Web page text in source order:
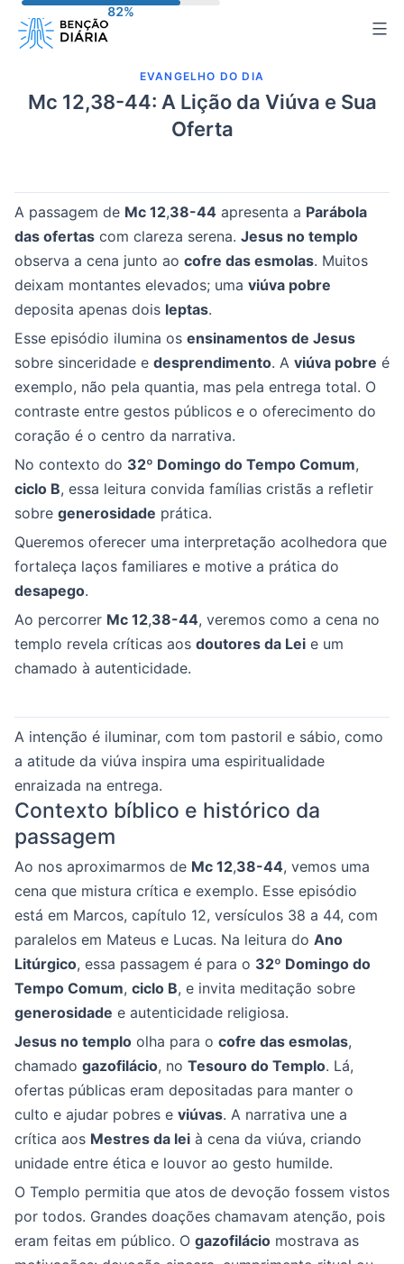
para
conteúdo
EVANGELHO DO DIA
Mc 12,38-44: A Lição da Viúva e Sua
Oferta
A passagem de Mc 12,38-44 apresenta a Parábola
das ofertas com clareza serena. Jesus no templo
observa a cena junto ao cofre das esmolas. Muitos
deixam montantes elevados; uma viúva pobre
deposita apenas dois leptas.
Esse episódio ilumina os ensinamentos de Jesus
sobre sinceridade e desprendimento. A viúva pobre é
exemplo, não pela quantia, mas pela entrega total. O
contraste entre gestos públicos e o oferecimento do
coração é o centro da narrativa.
No contexto do 32º Domingo do Tempo Comum,
ciclo B, essa leitura convida famílias cristãs a refletir
sobre generosidade prática.
Queremos oferecer uma interpretação acolhedora que
fortaleça laços familiares e motive a prática do
desapego.
Ao percorrer Mc 12,38-44, veremos como a cena no
templo revela críticas aos doutores da Lei e um
chamado à autenticidade.
A intenção é iluminar, com tom pastoril e sábio, como
a atitude da viúva inspira uma espiritualidade
enraizada na entrega.
Contexto bíblico e histórico da
passagem
Ao nos aproximarmos de Mc 12,38-44, vemos uma
cena que mistura crítica e exemplo. Esse episódio
está em Marcos, capítulo 12, versículos 38 a 44, com
paralelos em Mateus e Lucas. Na leitura do Ano
Litúrgico, essa passagem é para o 32º Domingo do
Tempo Comum, ciclo B, e invita meditação sobre
generosidade e autenticidade religiosa.
Jesus no templo olha para o cofre das esmolas,
chamado gazofilácio, no Tesouro do Templo. Lá,
ofertas públicas eram depositadas para manter o
culto e ajudar pobres e viúvas. A narrativa une a
crítica aos Mestres da lei à cena da viúva, criando
unidade entre ética e louvor ao gesto humilde.
O Templo permitia que atos de devoção fossem vistos
por todos. Grandes doações chamavam atenção, pois
eram feitas em público. O gazofilácio mostrava as